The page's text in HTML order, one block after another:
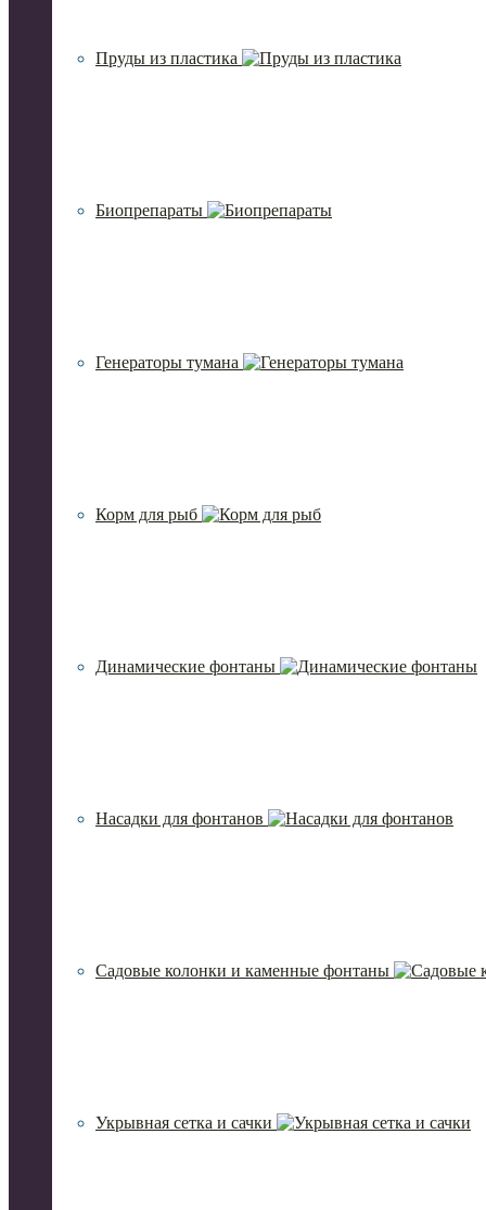
Пруды из пластика
Биопрепараты
Генераторы тумана
Корм для рыб
Динамические фонтаны
Насадки для фонтанов
Садовые колонки и каменные фонтаны
Укрывная сетка и сачки